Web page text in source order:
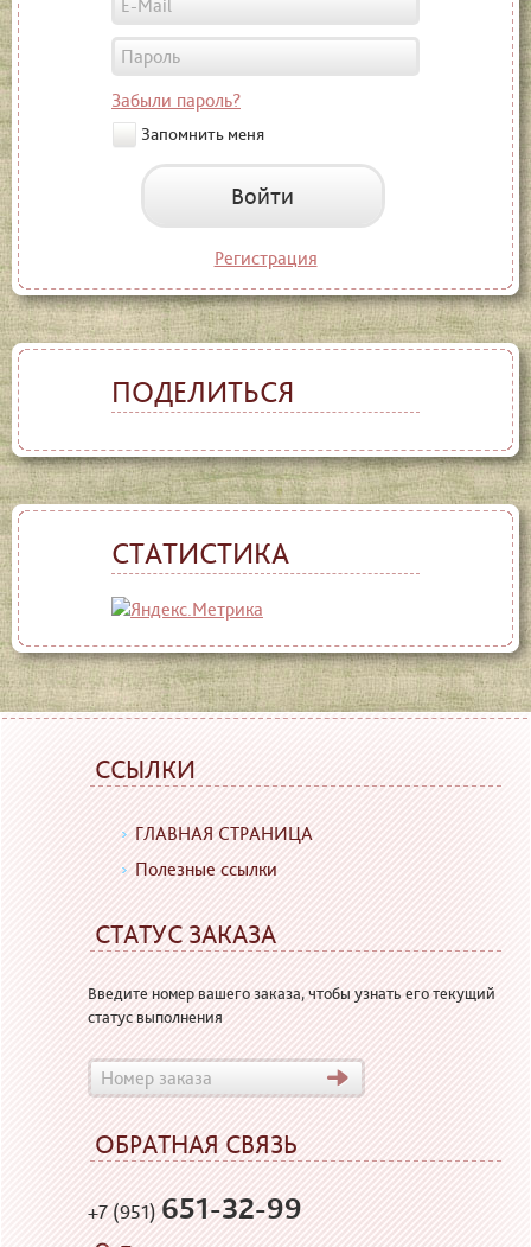
Забыли пароль?
Запомнить меня
Войти
Регистрация
ПОДЕЛИТЬСЯ
СТАТИСТИКА
ССЫЛКИ
ГЛАВНАЯ СТРАНИЦА
Полезные ссылки
СТАТУС ЗАКАЗА
Введите номер вашего заказа, чтобы узнать его текущий
статус выполнения
ОБРАТНАЯ СВЯЗЬ
+7 (951)651-32-99